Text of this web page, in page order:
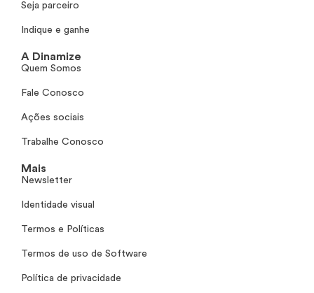
Seja parceiro
Indique e ganhe
A Dinamize
Quem Somos
Fale Conosco
Ações sociais
Trabalhe Conosco
Mais
Newsletter
Identidade visual
Termos e Políticas
Termos de uso de Software
Política de privacidade